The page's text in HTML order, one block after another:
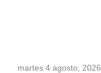
martes 4 agosto, 2026